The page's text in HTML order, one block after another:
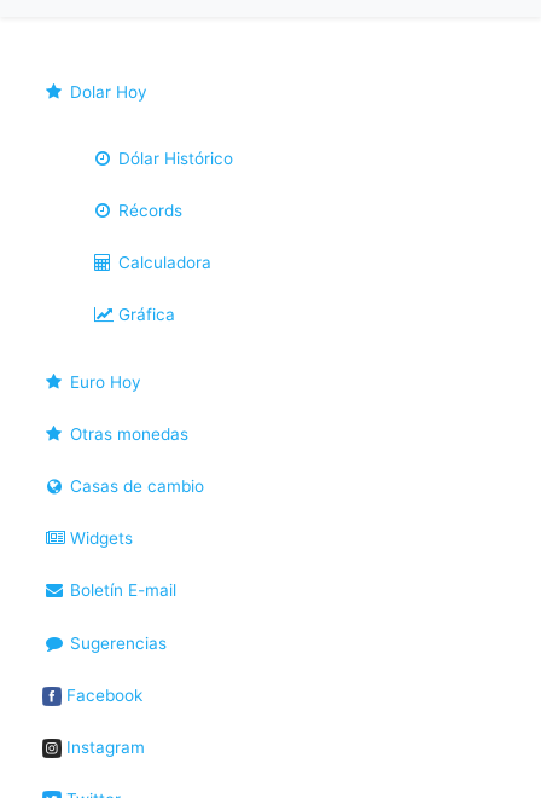
Dolar Hoy
Dólar Histórico
Récords
Calculadora
Gráfica
Euro Hoy
Otras monedas
Casas de cambio
Widgets
Boletín E-mail
Sugerencias
Facebook
Instagram